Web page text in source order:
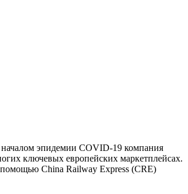
эпидемии COVID-19 компания
ключевых европейских маркетплейсах.
помощью China Railway Express (CRE)